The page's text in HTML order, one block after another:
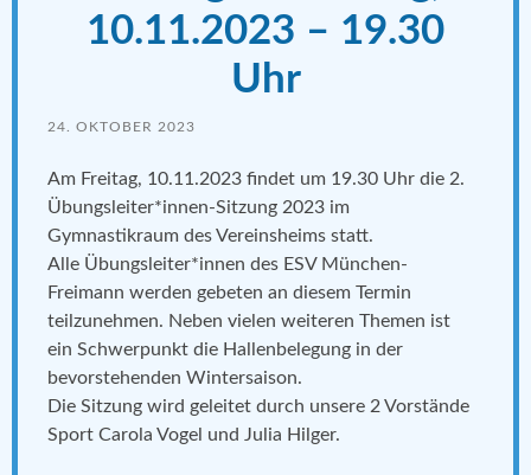
10.11.2023 – 19.30
Uhr
24. OKTOBER 2023
Am Freitag, 10.11.2023 findet um 19.30 Uhr die 2.
Übungsleiter*innen-Sitzung 2023 im
Gymnastikraum des Vereinsheims statt.
Alle Übungsleiter*innen des ESV München-
Freimann werden gebeten an diesem Termin
teilzunehmen. Neben vielen weiteren Themen ist
ein Schwerpunkt die Hallenbelegung in der
bevorstehenden Wintersaison.
Die Sitzung wird geleitet durch unsere 2 Vorstände
Sport Carola Vogel und Julia Hilger.